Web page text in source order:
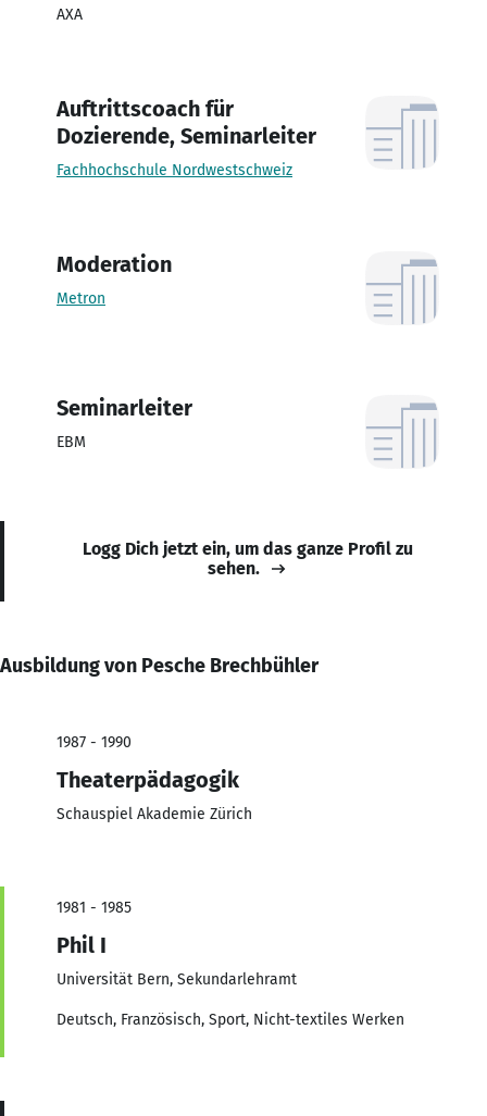
AXA
Auftrittscoach für
Dozierende, Seminarleiter
Fachhochschule Nordwestschweiz
Moderation
Metron
Seminarleiter
EBM
Logg Dich jetzt ein, um das ganze Profil zu
sehen.
Ausbildung von Pesche Brechbühler
1987 - 1990
Theaterpädagogik
Schauspiel Akademie Zürich
1981 - 1985
Phil I
Universität Bern, Sekundarlehramt
Deutsch, Französisch, Sport, Nicht-textiles Werken